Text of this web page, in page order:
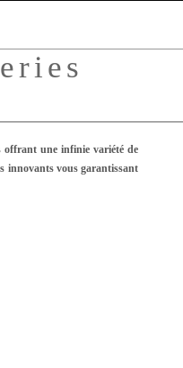
offrant une infinie variété de
innovants vous garantissant